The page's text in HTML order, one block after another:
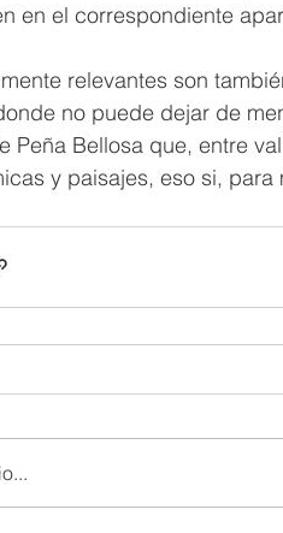
en el correspondiente
relevantes son
no puede dejar de
Peña Bellosa que, entre
y paisajes, eso si,